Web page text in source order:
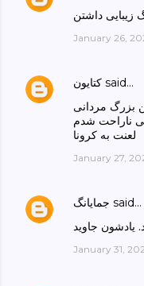
January 26,
کتایون said…
بزرگ مردانی
ناراحت شدم
لعنت به کرونا
January 27,
جمایانگ said…
جاوید
January 31,